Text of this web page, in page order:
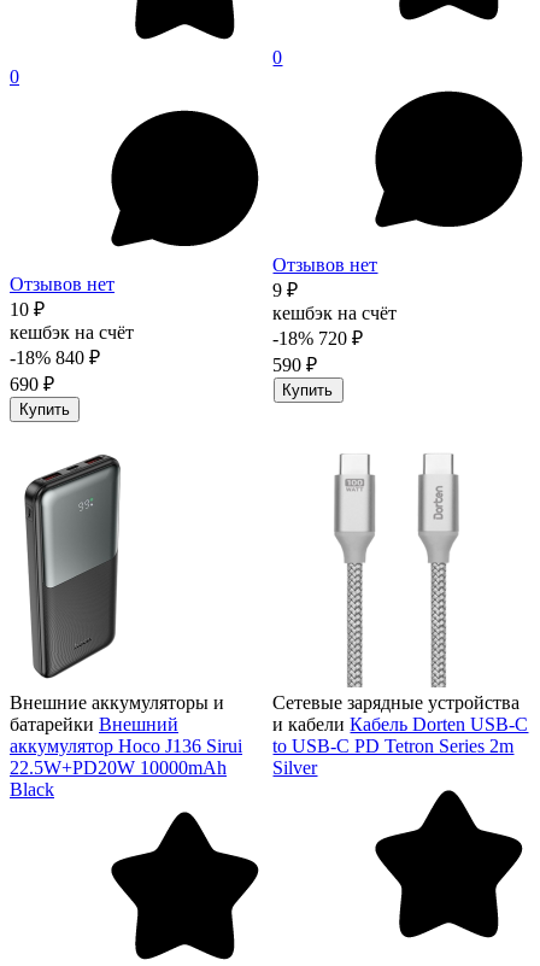
0
Отзывов нет
10 ₽
кешбэк на счёт
-18% 840 ₽
690 ₽
Купить
0
Отзывов нет
9 ₽
кешбэк на счёт
-18% 720 ₽
590 ₽
Купить
Внешние аккумуляторы и
батарейки Внешний
аккумулятор Hoco J136 Sirui
22.5W+PD20W 10000mAh
Black
Сетевые зарядные устройства
и кабели Кабель Dorten USB-C
to USB-C PD Tetron Series 2m
Silver